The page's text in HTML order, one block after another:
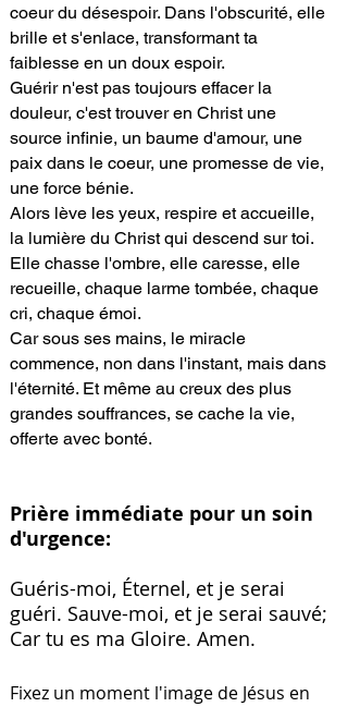
coeur du désespoir. Dans l'obscurité, elle
brille et s'enlace, transformant ta
faiblesse en un doux espoir.
Guérir n'est pas toujours effacer la
douleur, c'est trouver en Christ une
source infinie, un baume d'amour, une
paix dans le coeur, une promesse de vie,
une force bénie.
Alors lève les yeux, respire et accueille,
la lumière du Christ qui descend sur toi.
Elle chasse l'ombre, elle caresse, elle
recueille, chaque larme tombée, chaque
cri, chaque émoi.
Car sous ses mains, le miracle
commence, non dans l'instant, mais dans
l'éternité. Et même au creux des plus
grandes souffrances, se cache la vie,
offerte avec bonté.
Prière immédiate pour un soin
d'urgence:
Guéris-moi, Éternel, et je serai
guéri. Sauve-moi, et je serai sauvé;
Car tu es ma Gloire. Amen.
Fixez un moment l'image de Jésus en